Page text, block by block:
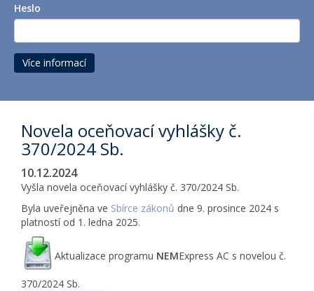
Heslo
Více informací
Novela oceňovací vyhlášky č.
370/2024 Sb.
10.12.2024
Vyšla novela oceňovací vyhlášky č. 370/2024 Sb.
Byla uveřejněna ve Sbírce zákonů dne 9. prosince 2024 s
platností od 1. ledna 2025.
Aktualizace programu NEMExpress AC s novelou č.
370/2024 Sb.